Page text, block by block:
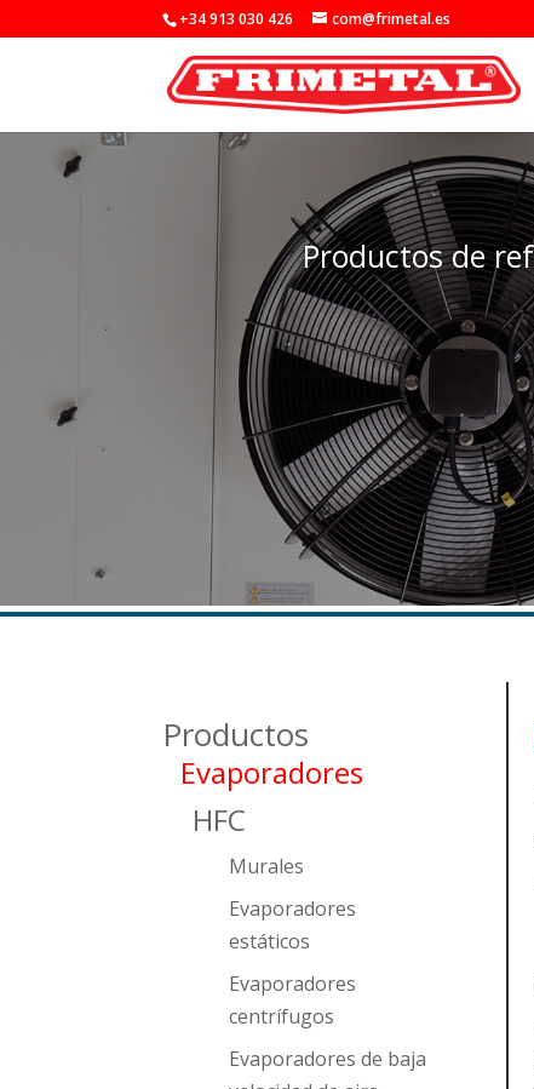
+34 913 030 426 com@frimetal.es
Productos de
Productos
Evaporadores
HFC
Murales
Evaporadores
estáticos
Evaporadores
centrífugos
Evaporadores de baja